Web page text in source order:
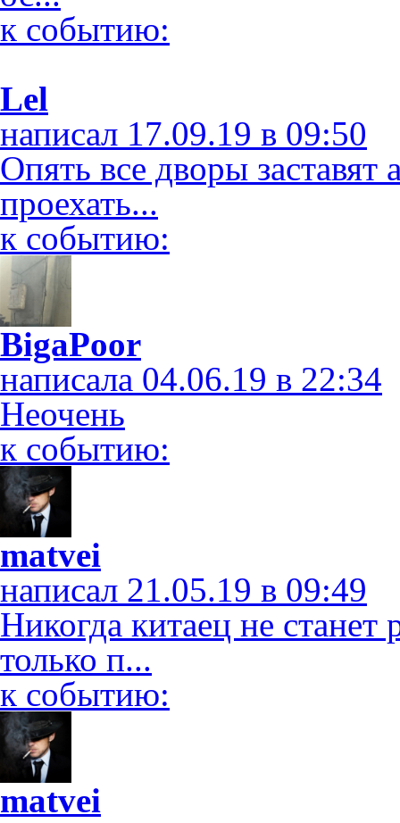
к событию:
Lel
написал 17.09.19 в 09:50
Опять все дворы
проехать...
к событию:
BigaPoor
написала 04.06.19 в 22:34
Неочень
к событию:
matvei
написал 21.05.19 в 09:49
Никогда китаец не
только п...
к событию:
matvei